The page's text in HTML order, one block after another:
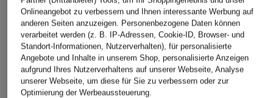
Onlineangebot zu verbessern und Ihnen interessante Werbung auf
anderen Seiten anzuzeigen. Personenbezogene Daten können
verarbeitet werden (z. B. IP-Adressen, Cookie-ID, Browser- und
Standort-Informationen, Nutzerverhalten), für personalisierte
Angebote und Inhalte in unserem Shop, personalisierte Anzeigen
aufgrund Ihres Nutzerverhaltens auf unserer Webseite, Analyse
unserer Webseite, um diese für Sie zu verbessern oder zur
Optimierung der Werbeaussteuerung.